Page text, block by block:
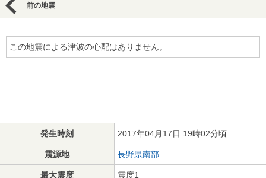
前の地震
この地震による津波の心配はありません。
発生時刻 2017年04月17日 19時02分頃
震源地 長野県南部
最大震度 震度1